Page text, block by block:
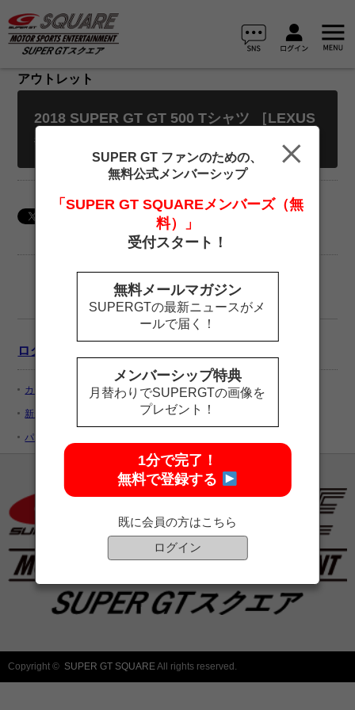
アウトレット
2018 SUPER GT GT 500 Tシャツ ［LEXUS
#1］KeePer TOM’S LC500 XLサイズ
ログイン
カートを見る
新規ユーザー登録
パスワードをお忘れですか ?
Copyright © SUPER GT SQUAREAll rights reserved.
SUPER GT ファンのための、
無料公式メンバーシップ
「SUPER GT SQUAREメンバーズ（無
料）」
受付スタート！
無料メールマガジン
SUPERGTの最新ニュースがメ
ールで届く！
メンバーシップ特典
月替わりでSUPERGTの画像を
プレゼント！
1分で完了！
無料で登録する
既に会員の方はこちら
ログイン